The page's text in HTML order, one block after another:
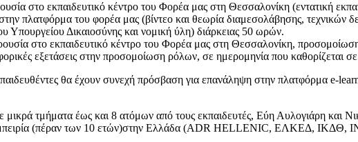
στο εκπαιδευτικό κέντρο του Φορέα μας στη Θεσσαλονίκη (εντατική
πλατφόρμα του φορέα μας (βίντεο και θεωρία διαμεσολάβησης, τεχνικών
Υπουργείου Δικαιοσύνης και νομική ύλη) διάρκειας 50 ωρών.
στο εκπαιδευτικό κέντρο του Φορέα μας στη Θεσσαλονίκη,
εξετάσεις στην προσομοίωση ρόλων, σε ημερομηνία που καθορίζεται
θα έχουν συνεχή πρόσβαση για επανάληψη στην πλατφόρμα e-
τμήματα έως και 8 ατόμων από τους εκπαιδευτές, Εύη Αυλογιάρη και
(πέραν των 10 ετών)στην Ελλάδα (ADR HELLENIC, ΕΛΚΕΔ, ΙΚΔΘ,